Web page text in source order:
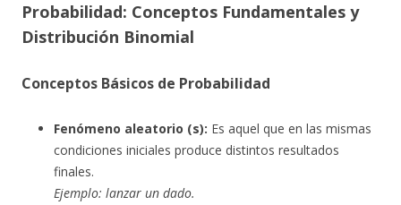
Probabilidad: Conceptos Fundamentales y
Distribución Binomial
Conceptos Básicos de Probabilidad
Fenómeno aleatorio (s): Es aquel que en las mismas
condiciones iniciales produce distintos resultados
finales.
Ejemplo: lanzar un dado.